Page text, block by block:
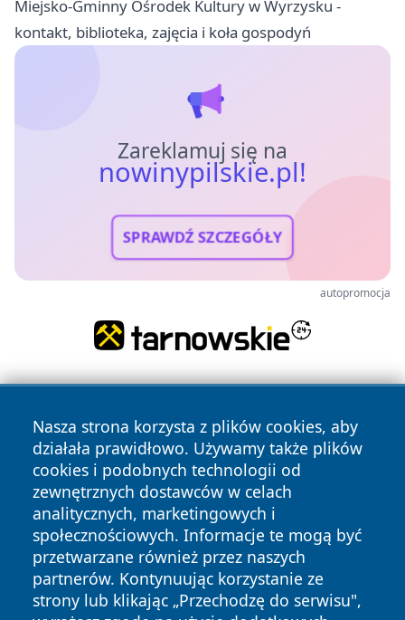
Miejsko-Gminny Ośrodek Kultury w Wyrzysku -
kontakt, biblioteka, zajęcia i koła gospodyń
Zareklamuj się na
nowinypilskie.pl!
SPRAWDŹ SZCZEGÓŁY
autopromocja
Nasza strona korzysta z plików cookies, aby
działała prawidłowo. Używamy także plików
cookies i podobnych technologii od
zewnętrznych dostawców w celach
analitycznych, marketingowych i
społecznościowych. Informacje te mogą być
przetwarzane również przez naszych
partnerów. Kontynuując korzystanie ze
strony lub klikając „Przechodzę do serwisu",
Copyright © 2026 nowinypilskie.pl Wszystkie prawa
zastrzeżone.
News Autorzy
Polityka
Prywatności
Polityka
Cookies